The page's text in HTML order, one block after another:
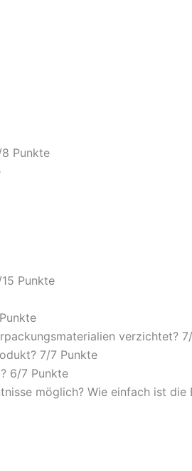
8 Punkte
15 Punkte
verzichtet? 7/
7/7 Punkte
6/7 Punkte
möglich? Wie einfach ist